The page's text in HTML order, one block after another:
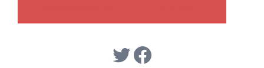
Twitter
Facebook